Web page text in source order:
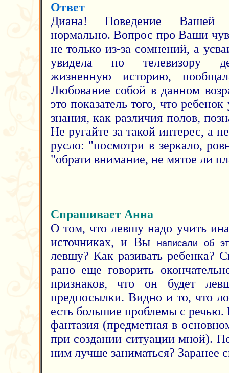
Ответ
Диана! Поведение Вашей
нормально. Вопрос про Ваши
не только из-за сомнений, а
увидела по телевизору
жизненную историю,
Любование собой в данном
это показатель того, что
знания, как различия полов,
Не ругайте за такой интерес, а
русло: "посмотри в зеркало,
"обрати внимание, не мятое ли
Спрашивает Анна
О том, что левшу надо учить
источниках, и Вы
написали об
левшу? Как разивать ребенка?
рано еще говорить
признаков, что он будет
предпосылки. Видно и то, что
есть большие проблемы с
фантазия (предметная в
при создании ситуации мной).
ним лучше заниматься? Заранее